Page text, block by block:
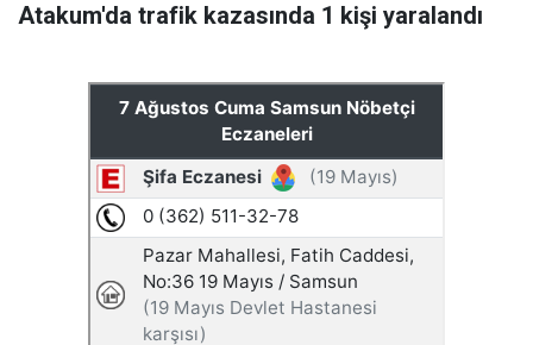
Atakum'da trafik kazasında 1 kişi yaralandı